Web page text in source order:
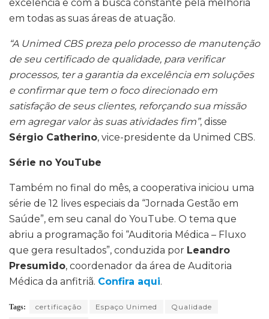
excelência e com a busca constante pela melhoria
em todas as suas áreas de atuação.
“A Unimed CBS preza pelo processo de manutenção
de seu certificado de qualidade, para verificar
processos, ter a garantia da excelência em soluções
e confirmar que tem o foco direcionado em
satisfação de seus clientes, reforçando sua missão
em agregar valor às suas atividades fim”, disse
Sérgio Catherino, vice-presidente da Unimed CBS.
Série no YouTube
Também no final do mês, a cooperativa iniciou uma
série de 12 lives especiais da “Jornada Gestão em
Saúde”, em seu canal do YouTube. O tema que
abriu a programação foi “Auditoria Médica – Fluxo
que gera resultados”, conduzida por Leandro
Presumido, coordenador da área de Auditoria
Médica da anfitriã. Confira aqui.
Tags: certificação Espaço Unimed
Qualidade